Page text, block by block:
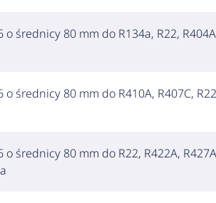
o średnicy 80 mm do R134a, R22,
o średnicy 80 mm do R410A, R407C,
średnicy 80 mm do R22, R422A,